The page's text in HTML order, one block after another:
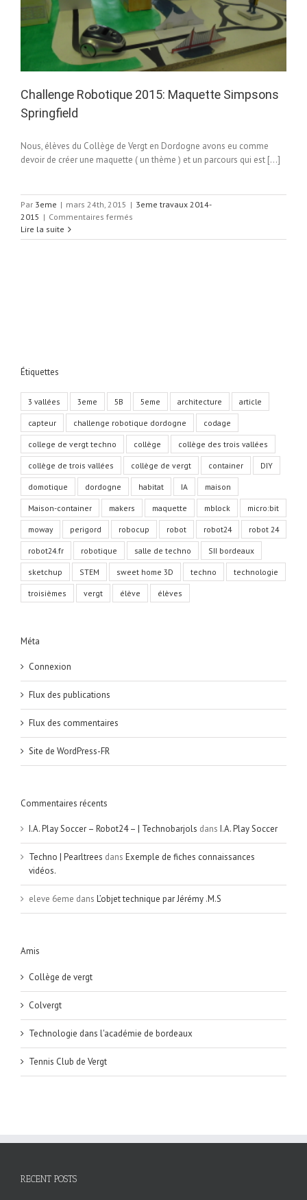
Challenge Robotique 2015: Maquette Simpsons
Springfield
Nous, élèves du Collège de Vergt en Dordogne avons eu comme
devoir de créer une maquette ( un thème ) et un parcours qui est […]
Par 3eme | mars 24th, 2015 | 3eme travaux 2014-
2015 | Commentaires fermés
Robotique
Lire la suite
Étiquettes
3 vallées 3eme 5B 5eme architecture article
capteur challenge robotique dordogne codage
college de vergt techno collège collège des trois vallées
collège de trois vallées collège de vergt container DIY
domotique dordogne habitat IA maison
Maison-container makers maquette mblock micro:bit
moway perigord robocup robot robot24 robot 24
robot24.fr robotique salle de techno SII bordeaux
sketchup STEM sweet home 3D techno technologie
troisièmes vergt élève élèves
Méta
Connexion
Flux des publications
Flux des commentaires
Site de WordPress-FR
Commentaires récents
I.A. Play Soccer – Robot24 – | Technobarjols dans I.A. Play Soccer
Techno | Pearltrees dans Exemple de fiches connaissances
vidéos.
eleve 6eme dans L’objet technique par Jérémy .M.S
Amis
Collège de vergt
Colvergt
Technologie dans l'académie de bordeaux
Tennis Club de Vergt
RECENT POSTS